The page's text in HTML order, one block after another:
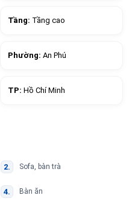
Tầng: Tầng cao
Phường: An Phú
TP: Hồ Chí Minh
Sofa, bàn trà
Bàn ăn